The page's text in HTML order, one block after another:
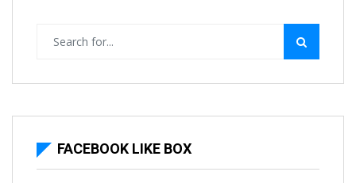
FACEBOOK LIKE BOX